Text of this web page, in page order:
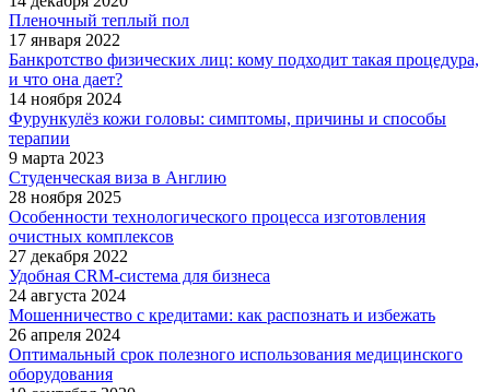
Пленочный теплый пол
17 января 2022
Банкротство физических лиц: кому подходит такая процедура,
и что она дает?
14 ноября 2024
Фурункулёз кожи головы: симптомы, причины и способы
терапии
9 марта 2023
Студенческая виза в Англию
28 ноября 2025
Особенности технологического процесса изготовления
очистных комплексов
27 декабря 2022
Удобная CRM-система для бизнеса
24 августа 2024
Мошенничество с кредитами: как распознать и избежать
26 апреля 2024
Оптимальный срок полезного использования медицинского
оборудования